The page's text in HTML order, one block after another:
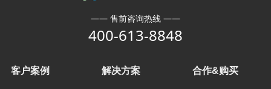
—— 售前咨询热线 ——
400-613-8848
客户案例 解决方案 合作&购买